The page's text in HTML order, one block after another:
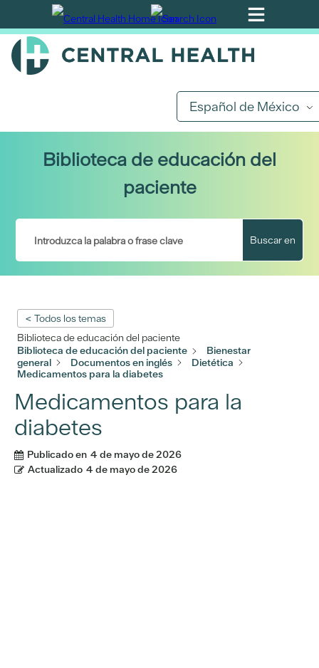
Ir
al
contenido
Español de México
Biblioteca de educación del
paciente
Buscar en
< Todos los temas
Biblioteca de educación del paciente
Biblioteca de educación del paciente
Bienestar
general
Documentos en inglés
Dietética
Medicamentos para la diabetes
Medicamentos para la
diabetes
Publicado en 4 de mayo de 2026
Actualizado 4 de mayo de 2026